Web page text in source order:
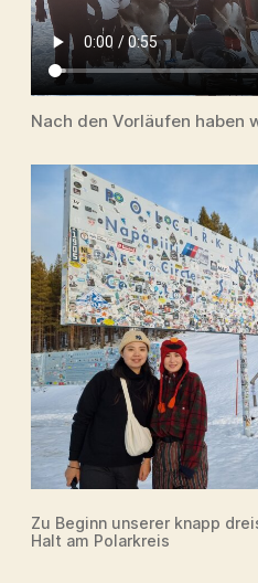
Nach den Vorläufen haben
Zu Beginn unserer knapp
Halt am Polarkreis